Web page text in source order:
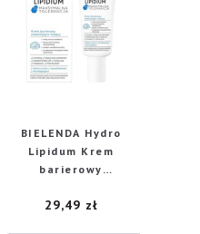
BIELENDA Hydro
Lipidum Krem
barierowy
skóra
29,49 zł